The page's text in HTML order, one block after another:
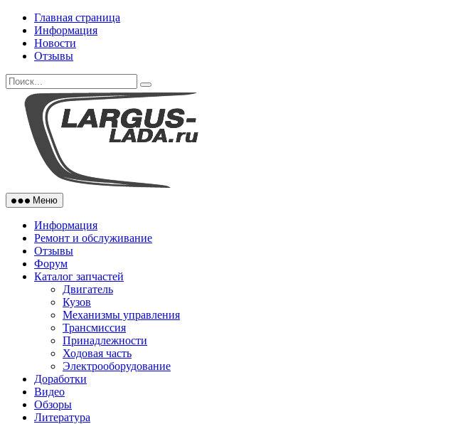
Skip
content
Главная страница
Информация
Новости
Отзывы
Меню
Информация
Ремонт и обслуживание
Отзывы
Форум
Каталог запчастей
Двигатель
Кузов
Механизмы управления
Трансмиссия
Принадлежности
Ходовая часть
Электрооборудование
Доработки
Видео
Обзоры
Литература